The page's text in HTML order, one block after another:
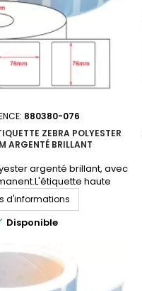
880380-076
ZEBRA POLYESTER
ARGENTÉ BRILLANT
argenté brillant, avec
haute
par excellence. Format :
: polyester Adhésif :
étiq/rouleau :
entre étiquettes :
non tenu en
nous pour un devis
d'informations
Disponible